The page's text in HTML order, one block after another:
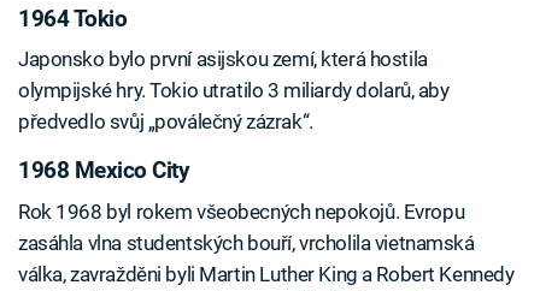
1964 Tokio
Japonsko bylo první asijskou zemí, která hostila
olympijské hry. Tokio utratilo 3 miliardy dolarů, aby
předvedlo svůj „poválečný zázrak“.
1968 Mexico City
Rok 1968 byl rokem všeobecných nepokojů. Evropu
zasáhla vlna studentských bouří, vrcholila vietnamská
válka, zavražděni byli Martin Luther King a Robert Kennedy